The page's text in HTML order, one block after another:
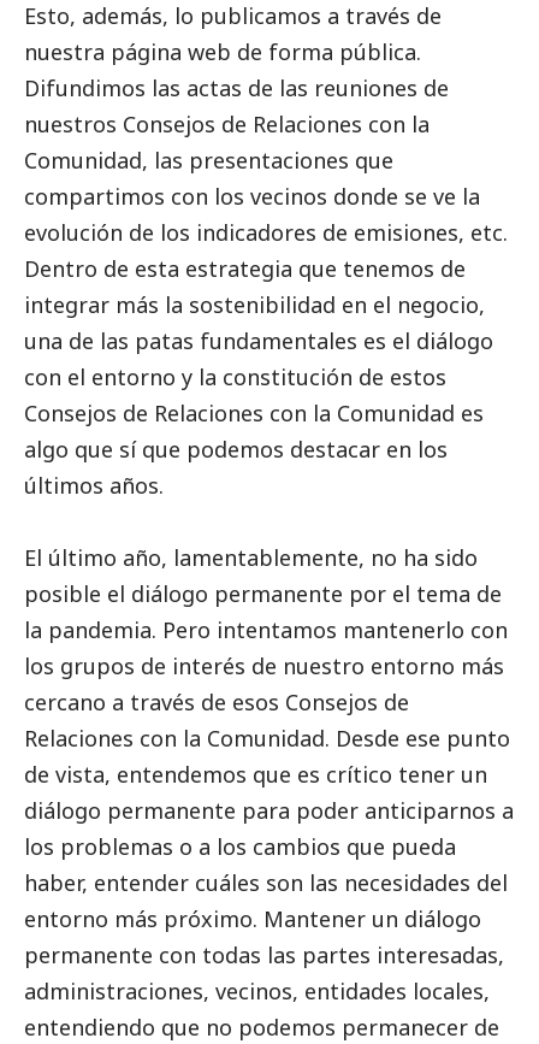
Esto, además, lo publicamos a través de
nuestra página web de forma pública.
Difundimos las actas de las reuniones de
nuestros Consejos de Relaciones con la
Comunidad, las presentaciones que
compartimos con los vecinos donde se ve la
evolución de los indicadores de emisiones, etc.
Dentro de esta estrategia que tenemos de
integrar más la sostenibilidad en el negocio,
una de las patas fundamentales es el diálogo
con el entorno y la constitución de estos
Consejos de Relaciones con la Comunidad es
algo que sí que podemos destacar en los
últimos años.
El último año, lamentablemente, no ha sido
posible el diálogo permanente por el tema de
la pandemia. Pero intentamos mantenerlo con
los grupos de interés de nuestro entorno más
cercano a través de esos Consejos de
Relaciones con la Comunidad. Desde ese punto
de vista, entendemos que es crítico tener un
diálogo permanente para poder anticiparnos a
los problemas o a los cambios que pueda
haber, entender cuáles son las necesidades del
entorno más próximo. Mantener un diálogo
permanente con todas las partes interesadas,
administraciones, vecinos, entidades locales,
entendiendo que no podemos permanecer de